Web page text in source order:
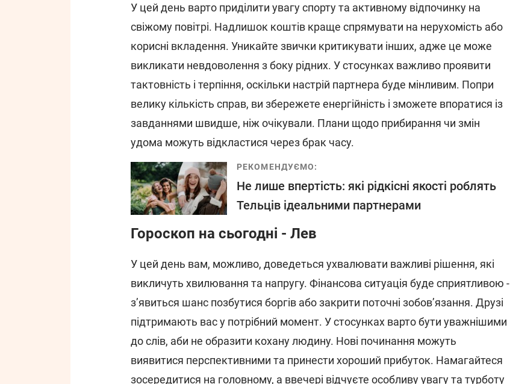
У цей день варто приділити увагу спорту та активному відпочинку на
свіжому повітрі. Надлишок коштів краще спрямувати на нерухомість або
корисні вкладення. Уникайте звички критикувати інших, адже це може
викликати невдоволення з боку рідних. У стосунках важливо проявити
тактовність і терпіння, оскільки настрій партнера буде мінливим. Попри
велику кількість справ, ви збережете енергійність і зможете впоратися із
завданнями швидше, ніж очікували. Плани щодо прибирання чи змін
удома можуть відкластися через брак часу.
РЕКОМЕНДУЄМО:
Не лише впертість: які рідкісні якості роблять
Тельців ідеальними партнерами
Гороскоп на сьогодні - Лев
У цей день вам, можливо, доведеться ухвалювати важливі рішення, які
викличуть хвилювання та напругу. Фінансова ситуація буде сприятливою -
з’явиться шанс позбутися боргів або закрити поточні зобов’язання. Друзі
підтримають вас у потрібний момент. У стосунках варто бути уважнішими
до слів, аби не образити кохану людину. Нові починання можуть
виявитися перспективними та принести хороший прибуток. Намагайтеся
зосередитися на головному, а ввечері відчуєте особливу увагу та турботу